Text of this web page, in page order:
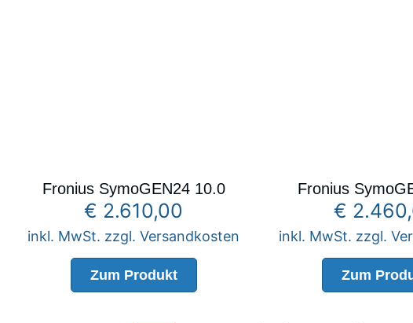
Fronius SymoGEN24 10.0
€ 2.610,00
inkl. MwSt. zzgl. Versandkosten
Zum Produkt
Fronius
€
inkl. MwSt. zzgl.
Zum